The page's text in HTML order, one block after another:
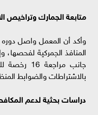
متابعة الجمارك وتراخيص
المنافذ الجمركية لفحصها،
جانب
بالاشتراطات والضوابط
دراسات بحثية لدعم